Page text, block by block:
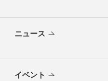
ニュース
イベント